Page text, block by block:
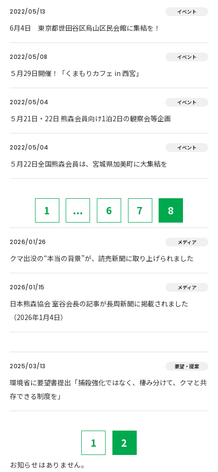
2022/05/13 イベント
6月4日 東京都世田谷区烏山区民会館に集結を！
2022/05/08 イベント
５月29日開催！「くまもりカフェ in 西宮」
2022/05/04 イベント
５月21日・22日 熊森会員向け1泊2日の観察会等企画
2022/05/04 イベント
５月22日全国熊森会員は、宮城県加美町に大集結を
1 ... 6 7 8
2026/01/26 メディア
クマ出没の“本当の背景”が、読売新聞に取り上げられました
2026/01/15 メディア
日本熊森協会 室谷会長の記事が長周新聞に掲載されました
（2026年1月4日）
2025/03/13 要望・提案
環境省に要望書提出「捕殺強化ではなく、棲み分けて、クマと共
存できる制度を」
1 2
お知らせはありません。